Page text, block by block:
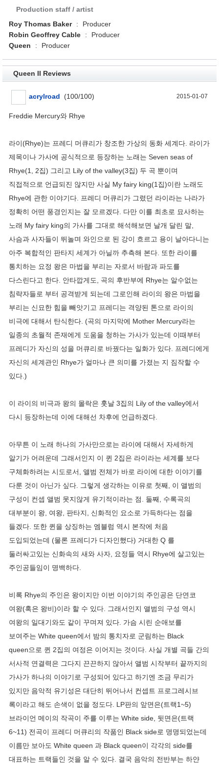
Production staff / artist
Roy Thomas Baker
:
Producer
Robin Geoffrey Cable
:
Producer
Queen
: Producer
Queen II Reviews
acrylroad (100/100) 2015-01-07
Freddie Mercury와 Rhye
라이(Rhye)는 프레디 머큐리가 창조한 가상의 동화 세계다. 라이가
제목이나 가사에 공식적으로 등장하는 노래는 Seven seas of
Rhye(1, 2집) 그리고 Lily of the valley(3집) 두 곡 뿐이며
직접적으로 언급되진 않지만 사실 My fairy king(1집)이란 노래도
Rhye에 관한 이야기다. 프레디 머큐리가 그렸던 라이라는 나라가
정확히 어떤 풍경인지는 잘 모르겠다. 다만 이를 최초로 묘사하는
노래 My fairy king의 가사를 그대로 해석해보면 날개 달린 말,
사슴과 사자들이 뛰놀며 와인으로 된 강이 흐르고 용이 날아다니는
아주 복합적인 판타지 세계가 아닐까 추측해 본다. 또한 라이를
통치하는 요정 왕은 마법을 부리는 자로서 바람과 파도를
다스린다고 한다. 안타깝게도, 곡의 후반부에 Rhye는 알수없는
침략자들로 부터 공격받게 되는데 그로인해 라이의 왕은 마법을
부리는 신묘한 힘을 빼앗기고 프레디는 격양된 톤으로 라이의
비극에 대해서 탄식한다. (곡의 마지막에 Mother Mercury라는
일종의 초월적 존재에게 도움을 청하는 가사가 있는데 이때부터
프레디가 자신의 성을 머큐리로 바꿨다는 일화가 있다. 프레디에게
자신의 세계관인 Rhye가 얼마나 큰 의미를 가졌는 지 짐작할 수
있다.)
이 라이의 비극과 왕의 몰락은 훗날 3집의 Lily of the valley에서
다시 등장하는데 이에 대해선 차후에 언급하겠다.
아무튼 이 노래 하나의 가사만으로는 라이에 대해서 자세하게
알기가 어려운데 그래서인지 이 퀸 2집은 라이라는 세계를 보다
구체화하려는 시도로서, 앨범 전체가 바로 라이에 대한 이야기를
다룬 것이 아닌가 싶다. 그렇게 생각하는 이유로 첫째, 이 앨범의
구성이 컨셉 앨범 못지않게 유기적이라는 점. 둘째, 수록곡의
대부분이 왕, 여왕, 판타지, 신화적인 요소로 가득하다는 점을
들겠다. 또한 퀸을 상징하는 엠블럼 역시 본작에 처음
도입되었는데 (물론 프레디가 디자인했다) 거대한 Q 를
둘러싸고있는 신화속의 새와 사자, 요정들 역시 Rhye에 살고있는
주인공들임이 명백하다.
비록 Rhye의 주인은 왕이지만 이번 이야기의 주인공은 단연코
여왕(혹은 왕비)이라 할 수 있다. 그래서인지 앨범의 구성 역시
여왕의 일대기와도 같이 꾸며져 있다. 가슴 시린 순애보를
보여주는 White queen에서 밤의 통치자로 군림하는 Black
queen으로 퀸 2집의 여정은 이어지는 것이다. 사실 개별 곡들 간의
서사적 연결력은 그다지 끈끈하지 않아서 앨범 시작부터 끝까지의
가사가 하나의 이야기로 구성되어 있다고 하기엔 조금 무리가
있지만 음악적 유기성은 대단히 뛰어나서 컨셉트 프로그레시브
록이라고 해도 손색이 없을 정도다. LP판의 앞면은(트랙1~5)
브라이언 메이의 작곡이 주를 이루는 White side, 뒷면은(트랙
6~11) 전곡이 프레디 머큐리의 작품인 Black side로 명명되었는데
이름만 보아도 White queen 과 Black queen이 각각의 side를
대표하는 트랙들인 것을 알 수 있다. 결국 음악의 전반부는 하얀